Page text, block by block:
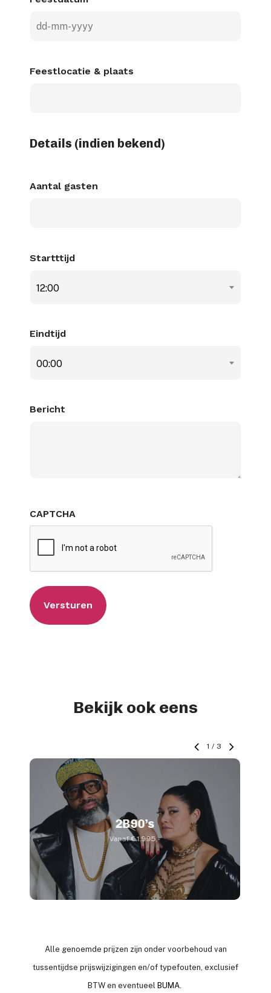
MM
Feestlocatie & plaats
Details (indien bekend)
Aantal gasten
Startttijd
12:00
Eindtijd
00:00
Bericht
CAPTCHA
Bekijk ook eens
1 / 3
2B90’s
Vanaf € 1.995,-
Alle genoemde prijzen zijn onder voorbehoud van
tussentijdse prijswijzigingen en/of typefouten, exclusief
BTW en eventueel BUMA